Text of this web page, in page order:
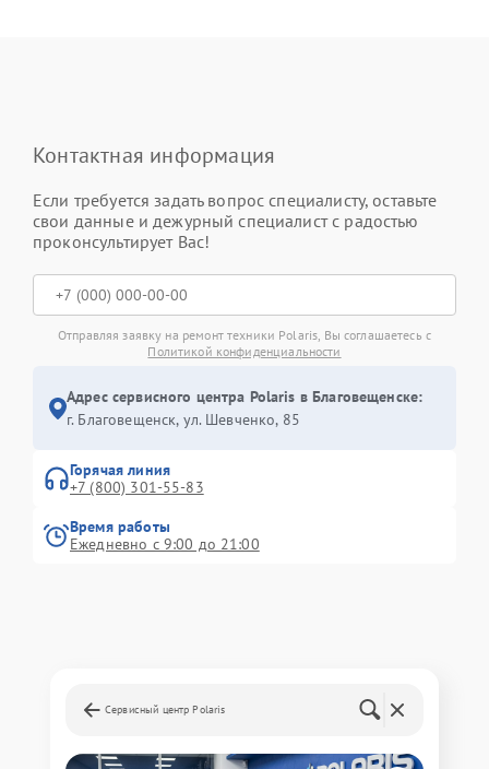
Контактная информация
Если требуется задать вопрос специалисту, оставьте
свои данные и дежурный специалист с радостью
проконсультирует Вас!
Отправляя заявку на ремонт техники Polaris, Вы соглашаетесь с
Политикой конфиденциальности
Адрес сервисного центра Polaris в Благовещенске:
г. Благовещенск, ул. Шевченко, 85
Горячая линия
+7 (800) 301-55-83
Время работы
Ежедневно с 9:00 до 21:00
Сервисный центр Polaris